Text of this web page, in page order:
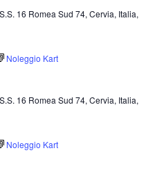
S.S. 16 Romea Sud 74, Cervia, Italia,
Noleggio Kart
S.S. 16 Romea Sud 74, Cervia, Italia,
Noleggio Kart